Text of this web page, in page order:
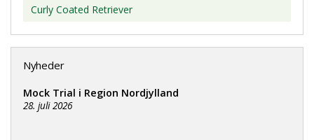
Curly Coated Retriever
Nyheder
Mock Trial i Region Nordjylland
28. juli 2026